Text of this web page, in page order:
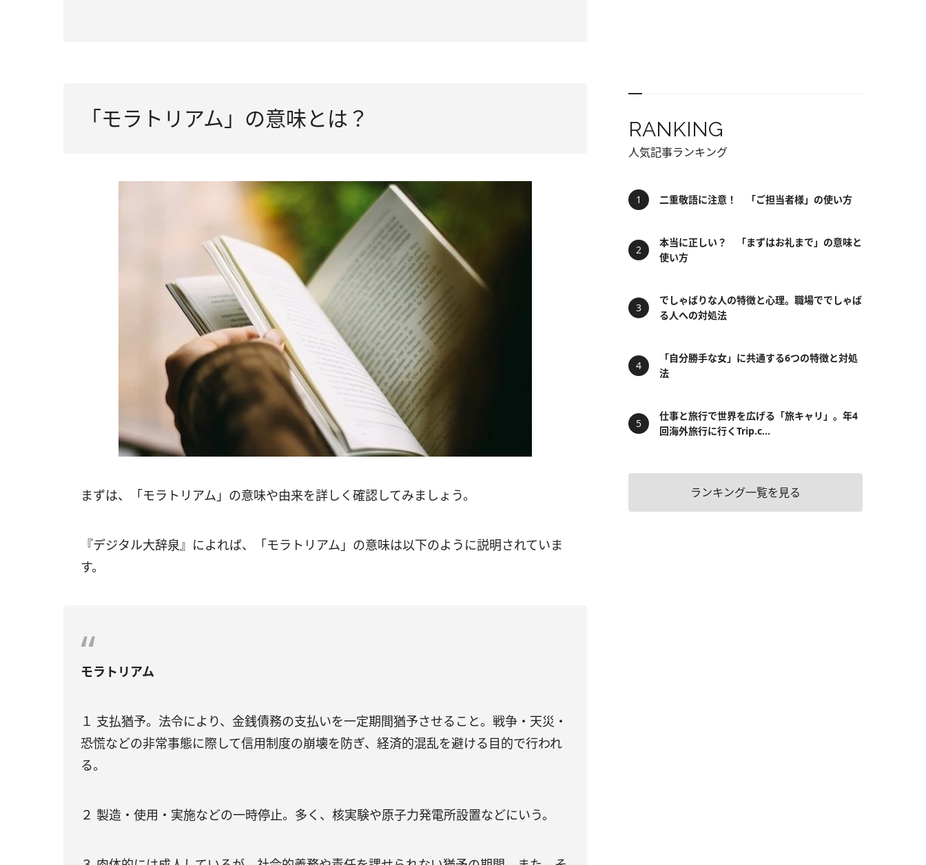
「モラトリアム」の意味とは？
まずは、「モラトリアム」の意味や由来を詳しく確認してみましょう。
『デジタル大辞泉』によれば、「モラトリアム」の意味は以下のように説明されていま
す。
モラトリアム
１ 支払猶予。法令により、金銭債務の支払いを一定期間猶予させること。戦争・天災・
恐慌などの非常事態に際して信用制度の崩壊を防ぎ、経済的混乱を避ける目的で行われ
る。
２ 製造・使用・実施などの一時停止。多く、核実験や原子力発電所設置などにいう。
RANKING
人気記事ランキング
二重敬語に注意！ 「ご担当者様」の使い方
本当に正しい？ 「まずはお礼まで」の意味と
使い方
でしゃばりな人の特徴と心理。職場ででしゃば
る人への対処法
「自分勝手な女」に共通する6つの特徴と対処
法
仕事と旅行で世界を広げる「旅キャリ」。年4
回海外旅行に行くTrip.c...
ランキング一覧を見る